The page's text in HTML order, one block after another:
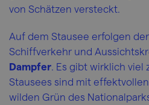
von Schätzen versteckt.
Auf dem Stausee erfolgen
Schiffverkehr und
Dampfer. Es gibt wirklich viel
Stausees sind mit
wilden Grün des